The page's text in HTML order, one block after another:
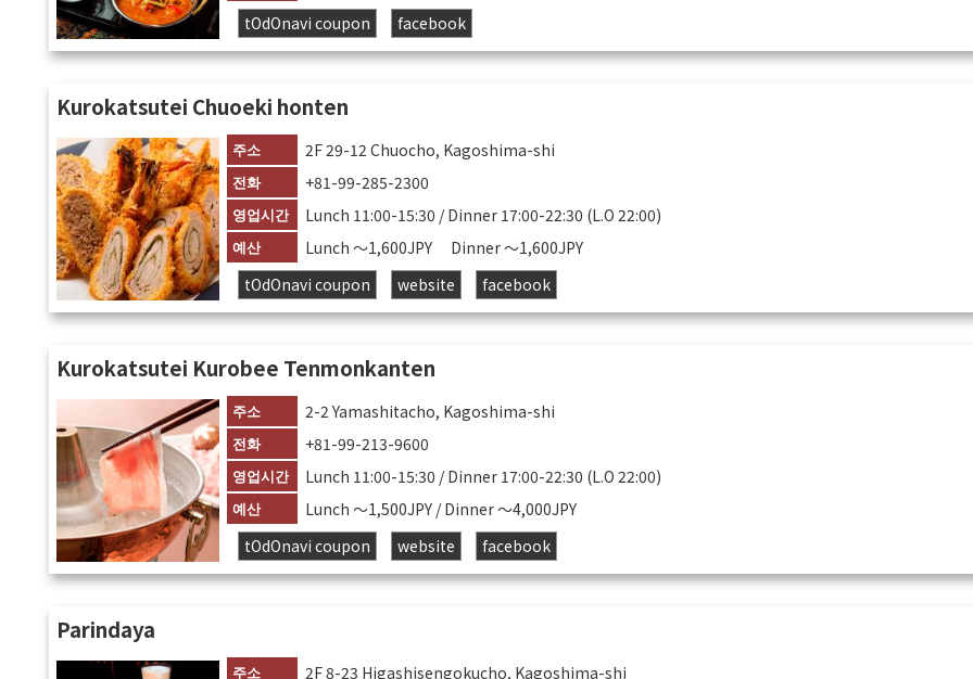
tOdOnavi coupon facebook
Kurokatsutei Chuoeki honten
주소 2F 29-12 Chuocho, Kagoshima-shi
전화 +81-99-285-2300
영업시간 Lunch 11:00-15:30 / Dinner 17:00-22:30 (L.O 22:00)
예산
Lunch 〜1,600JPY Dinner 〜1,600JPY
tOdOnavi coupon
website facebook
Kurokatsutei Kurobee Tenmonkanten
주소 2-2 Yamashitacho, Kagoshima-shi
전화 +81-99-213-9600
영업시간 Lunch 11:00-15:30 / Dinner 17:00-22:30 (L.O 22:00)
예산
Lunch 〜1,500JPY / Dinner 〜4,000JPY
tOdOnavi coupon
website facebook
Parindaya
주소 2F 8-23 Higashisengokucho, Kagoshima-shi